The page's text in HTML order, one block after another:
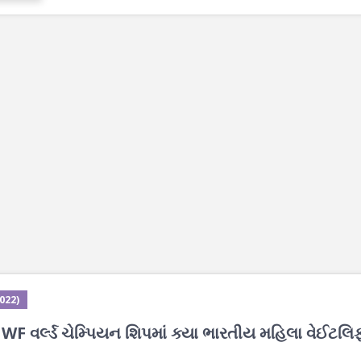
વર્લ્ડ ચેમ્પિયન શિપમાં ક્યા ભારતીય મહિલા